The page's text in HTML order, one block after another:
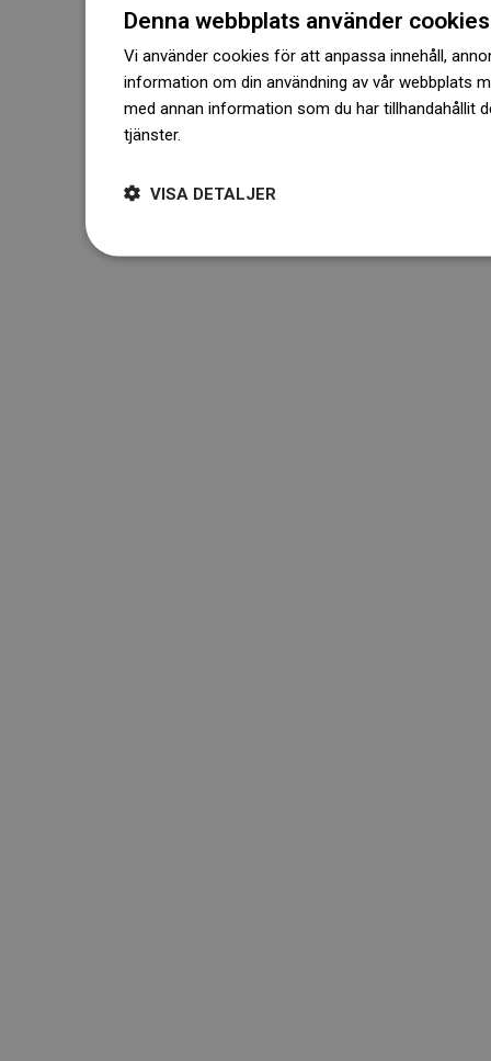
Denna webbplats använder cookies
Vi använder cookies för att anpassa innehåll,
information om din användning av vår webbplats
med annan information som du har tillhandahållit
tjänster.
VISA DETALJER